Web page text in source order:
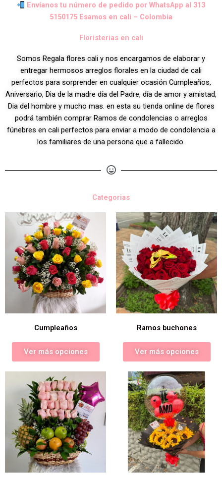
Envíanos tu número de pedido por WhatsApp al 313
5150175 Esamos en cali – Colombia
Floristerias en cali
Somos Regala flores cali y nos encargamos de elaborar y
entregar hermosos arreglos florales en la ciudad de cali
perfectos para sorprender en cualquier ocasión Cumpleaños,
Aniversario, Dia de la madre día del Padre, día de amor y amistad,
Dia del hombre y mucho mas. en esta su tienda online de flores
podrá también comprar Ramos de condolencias o arreglos
fúnebres en cali perfectos para enviar a modo de condolencia a
los familiares de una persona que a fallecido.
Categorias
Cumpleaños
Ver más opciones
Ramos buchones
Ver más opciones